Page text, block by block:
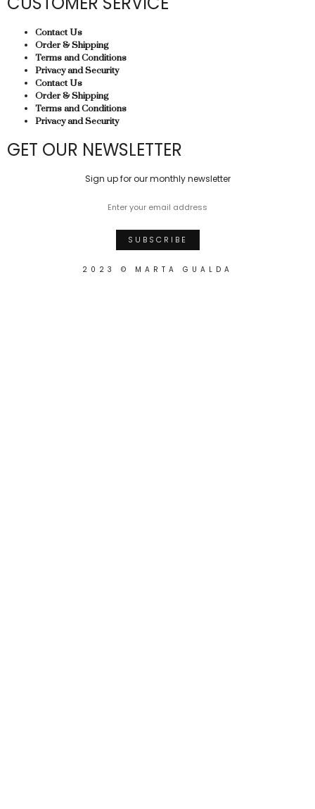
Contact Us
Order & Shipping
Terms and Conditions
Privacy and Security
Contact Us
Order & Shipping
Terms and Conditions
Privacy and Security
GET OUR NEWSLETTER
Sign up for our monthly newsletter
2023 © MARTA GUALDA